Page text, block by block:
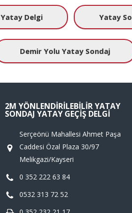
Yatay Delgi Yatay
Demir Yolu Yatay Sondaj
2M YÖNLENDIRILEBILIR YATAY
SONDAJ YATAY GEÇIŞ DELGI
Serçeönü Mahallesi Ahmet Paşa
Caddesi Özal Plaza 30/97
Melikgazi/Kayseri
0 352 222 63 84
0532 313 72 52